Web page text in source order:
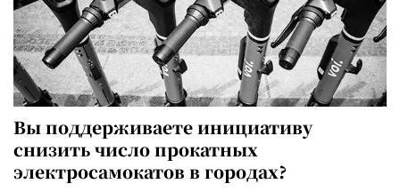
Вы поддерживаете инициативу
снизить число прокатных
электросамокатов в городах?